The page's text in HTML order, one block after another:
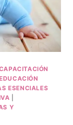
ESENCIALES
Y